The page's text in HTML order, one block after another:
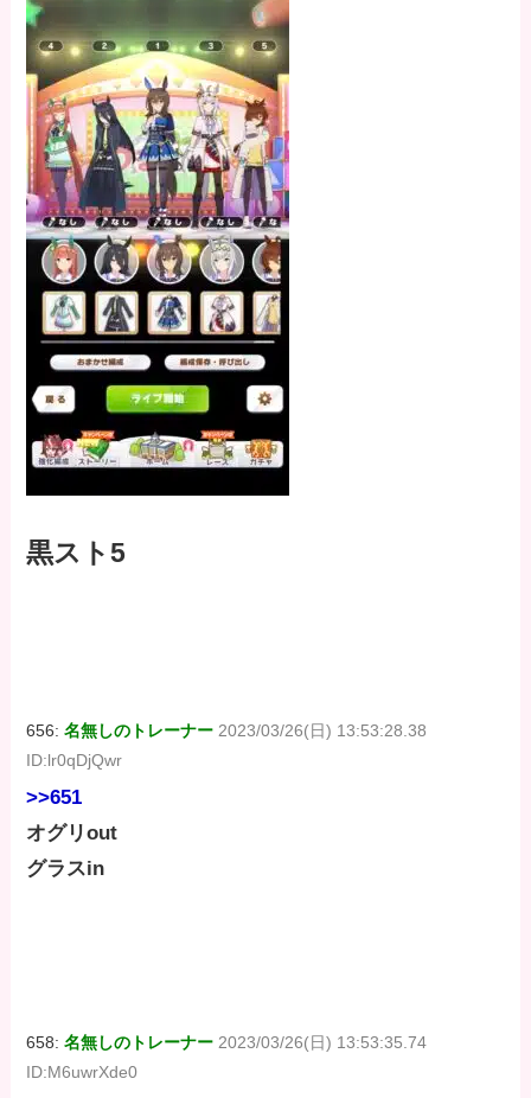
黒スト5
656:名無しのトレーナー 2023/03/26(日) 13:53:28.38
ID:lr0qDjQwr
>>651
オグリout
グラスin
658:名無しのトレーナー 2023/03/26(日) 13:53:35.74
ID:M6uwrXde0